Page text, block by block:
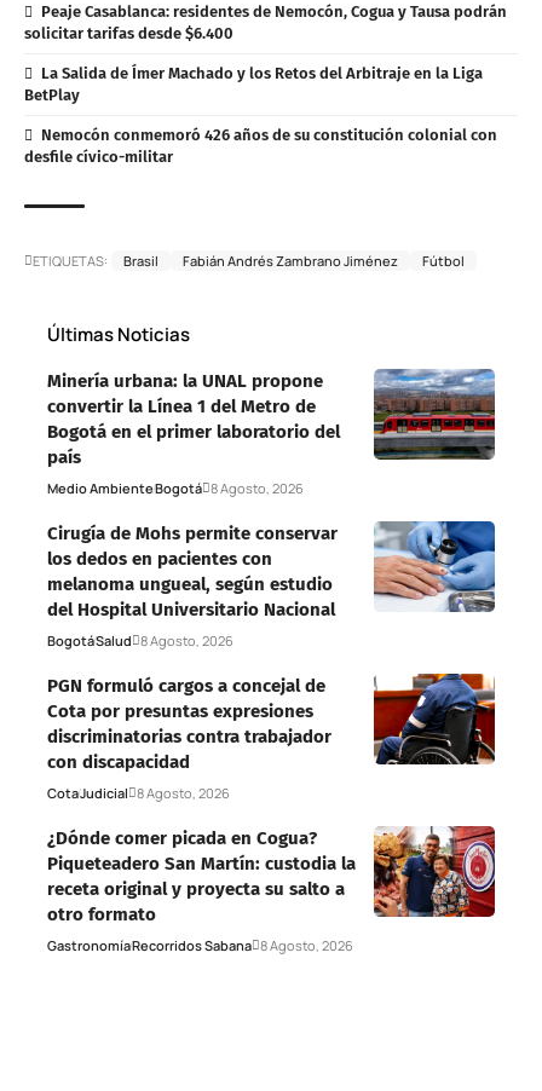
Peaje Casablanca: residentes de Nemocón, Cogua y Tausa podrán
solicitar tarifas desde $6.400
La Salida de Ímer Machado y los Retos del Arbitraje en la Liga
BetPlay
Nemocón conmemoró 426 años de su constitución colonial con
desfile cívico-militar
ETIQUETAS: Brasil Fabián Andrés Zambrano Jiménez Fútbol
Últimas Noticias
Minería urbana: la UNAL propone
convertir la Línea 1 del Metro de
Bogotá en el primer laboratorio del
país
Medio AmbienteBogotá 8 Agosto, 2026
Cirugía de Mohs permite conservar
los dedos en pacientes con
melanoma ungueal, según estudio
del Hospital Universitario Nacional
BogotáSalud 8 Agosto, 2026
PGN formuló cargos a concejal de
Cota por presuntas expresiones
discriminatorias contra trabajador
con discapacidad
CotaJudicial 8 Agosto, 2026
¿Dónde comer picada en Cogua?
Piqueteadero San Martín: custodia la
receta original y proyecta su salto a
otro formato
GastronomíaRecorridos Sabana 8 Agosto, 2026